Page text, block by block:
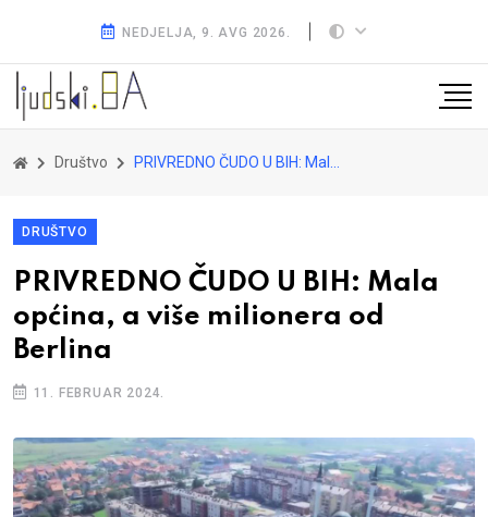
NEDJELJA, 9. AVG 2026.
Društvo PRIVREDNO ČUDO U BIH: Mala općina, a više milionera od Berlina
DRUŠTVO
PRIVREDNO ČUDO U BIH: Mala
općina, a više milionera od
Berlina
11. FEBRUAR 2024.